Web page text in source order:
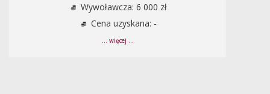
Wywoławcza: 6 000 zł
Cena uzyskana: -
... więcej ...